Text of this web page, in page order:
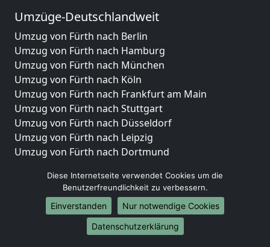
Umzüge-Deutschlandweit
Umzug von Fürth nach Berlin
Umzug von Fürth nach Hamburg
Umzug von Fürth nach München
Umzug von Fürth nach Köln
Umzug von Fürth nach Frankfurt am Main
Umzug von Fürth nach Stuttgart
Umzug von Fürth nach Düsseldorf
Umzug von Fürth nach Leipzig
Umzug von Fürth nach Dortmund
Umzug von Fürth nach Bremen
Umzug von Fürth nach Dresden
Umzug von Fürth nach Hannover
Umzug von Fürth nach Nürnberg
Umzug von Fürth nach Duisburg
Diese Internetseite verwendet Cookies um die
Benutzerfreundlichkeit zu verbessern.
Einverstanden
Nur notwendige Cookies
Datenschutzerklärung